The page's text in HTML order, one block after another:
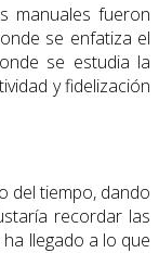
manuales fueron
se enfatiza el
se estudia la
y fidelización
del tiempo, dando
recordar las
llegado a lo que